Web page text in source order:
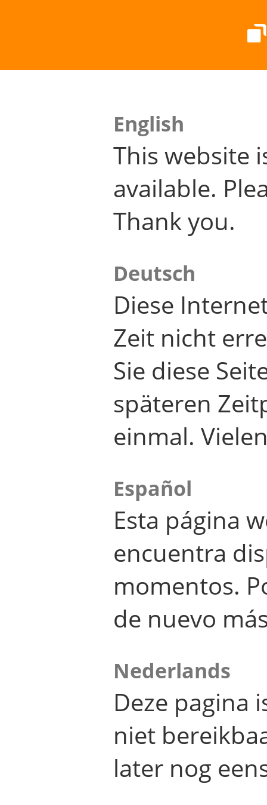
English
This website
available.
Thank you.
Deutsch
Diese
Zeit nicht
Sie diese
späteren
einmal.
Español
Esta página
encuentra
momentos.
de nuevo
Nederlands
Deze pagina
niet
later nog